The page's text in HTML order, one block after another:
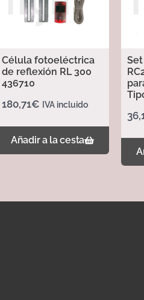
Célula fotoeléctrica
de reflexión RL 300
436710
180,71€ IVA incluido
Añadir a la cesta